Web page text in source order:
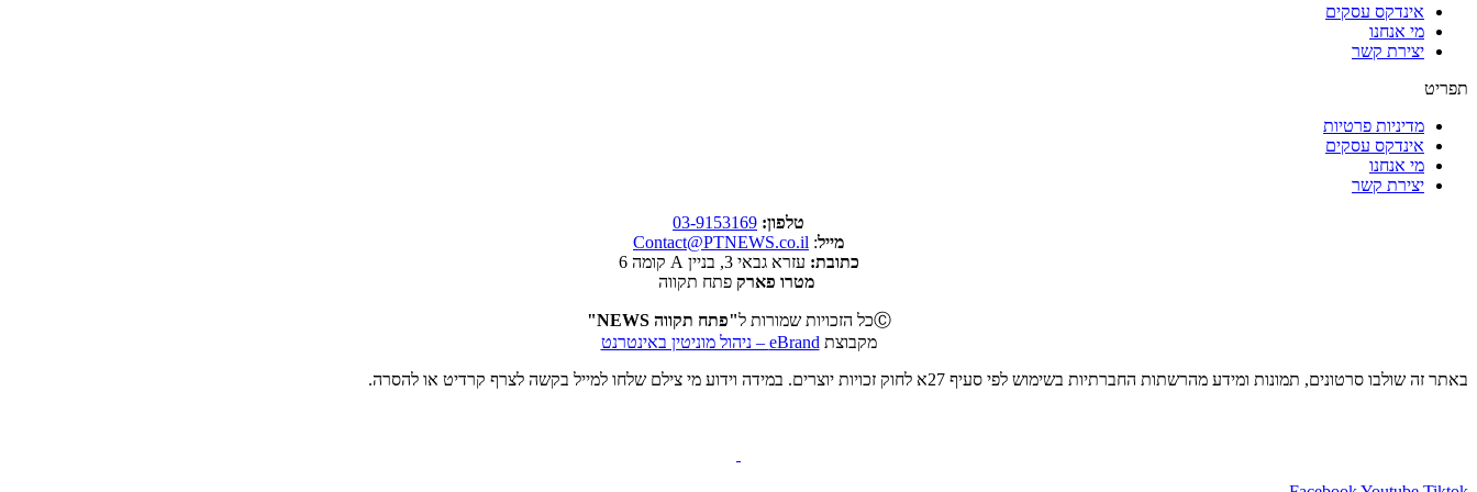
אינדקס עסקים
מי אנחנו
יצירת קשר
תפריט
מדיניות פרטיות
אינדקס עסקים
מי אנחנו
יצירת קשר
טלפון: 03-9153169
מייל:
Contact@PTNEWS.co.il
כתובת: עזרא גבאי 3, בניין A קומה 6
מטרו פארק פתח תקווה
Ⓒכל הזכויות שמורות ל"פתח תקווה NEWS"
מקבוצת eBrand – ניהול מוניטין באינטרנט
באתר זה שולבו סרטונים, תמונות ומידע מהרשתות החברתיות בשימוש לפי סעיף 27א לחוק זכויות יוצרים. במידה וידוע מי צילם שלחו למייל בקשה לצרף קרדיט או להסרה.